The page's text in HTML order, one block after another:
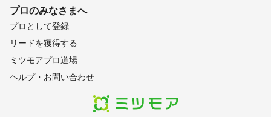
プロのみなさまへ
プロとして登録
リードを獲得する
ミツモアプロ道場
ヘルプ・お問い合わせ